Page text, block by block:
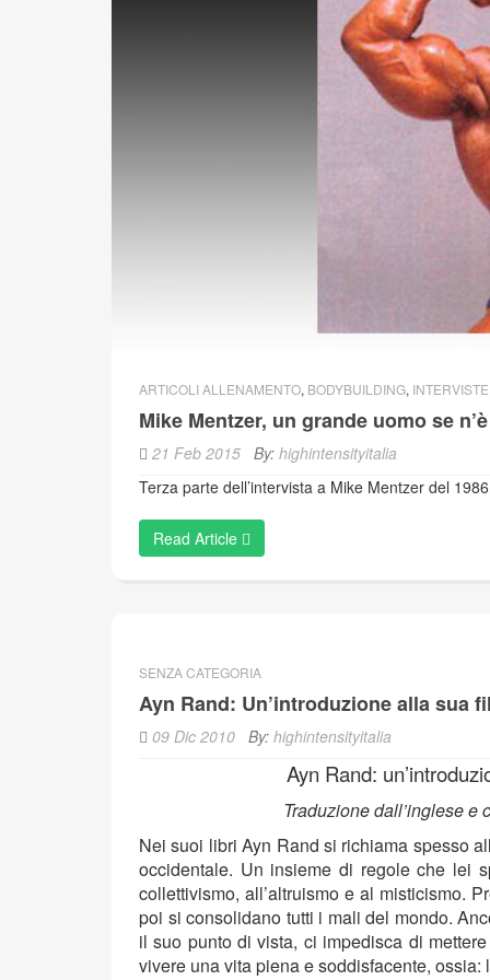
ARTICOLI ALLENAMENTO, BODYBUILDING, INTERVISTE
Mike Mentzer, un grande uomo se
21 Feb 2015 By: highintensityitalia
Terza parte dell’intervista a Mike Mentzer del
Read Article
SENZA CATEGORIA
Ayn Rand: Un’introduzione alla sua
09 Dic 2010 By: highintensityitalia
Ayn Rand:
Traduzione
Nei suoi libri Ayn Rand si richiama spesso
occidentale. Un insieme di regole che lei
collettivismo, all’altruismo e al misticismo.
poi si consolidano tutti i mali del mondo.
il suo punto di vista, ci impedisca di
vivere una vita piena e soddisfacente, ossia: